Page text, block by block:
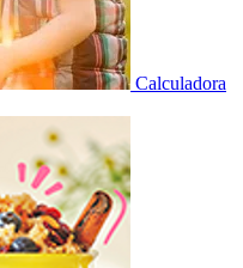
Calculadora